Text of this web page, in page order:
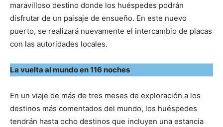
maravilloso destino donde los huéspedes podrán
disfrutar de un paisaje de ensueño. En este nuevo
puerto, se realizará nuevamente el intercambio de placas
con las autoridades locales.
La vuelta al mundo en 116 noches
En un viaje de más de tres meses de exploración a los
destinos más comentados del mundo, los huéspedes
tendrán hasta ocho destinos que incluyen una estancia